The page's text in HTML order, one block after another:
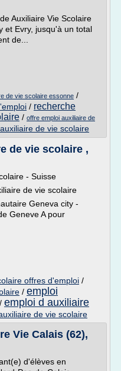
Auxiliaire Vie Scolaire
et Evry, jusqu'à un total
de...
de vie scolaire essonne /
/ recherche
/ offre emploi auxiliaire de
de vie scolaire
de vie scolaire ,
- Suisse
de vie scolaire
Geneva city -
Geneve A pour
offres d'emploi /
/ emploi
/ emploi d auxiliaire
de vie scolaire
Vie Calais (62),
d'élèves en